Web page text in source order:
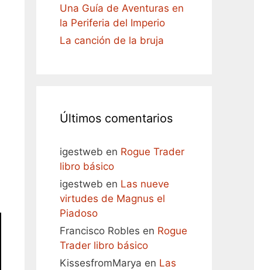
Una Guía de Aventuras en
la Periferia del Imperio
La canción de la bruja
Últimos comentarios
igestweb en Rogue Trader
libro básico
igestweb en Las nueve
virtudes de Magnus el
Piadoso
Francisco Robles en Rogue
Trader libro básico
KissesfromMarya en Las